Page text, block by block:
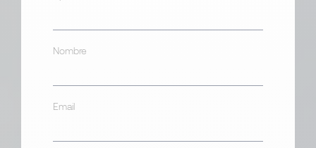
Nombre
Email